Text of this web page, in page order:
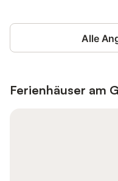
Alle
Ferienhäuser am